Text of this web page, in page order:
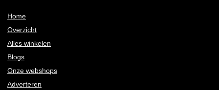
Home
Overzicht
Alles winkelen
Blogs
Onze webshops
Adverteren